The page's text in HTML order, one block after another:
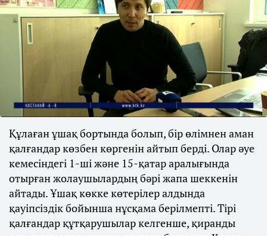
Құлаған ұшақ бортында болып, бір өлімнен аман
қалғандар көзбен көргенін айтып берді. Олар әуе
кемесіндегі 1-ші және 15-қатар аралығында
отырған жолаушылардың бәрі жапа шеккенін
айтады. Ұшақ көкке көтерілер алдында
қауіпсіздік бойынша нұсқама берілмепті. Тірі
қалғандар құтқарушылар келгенше, қиранды